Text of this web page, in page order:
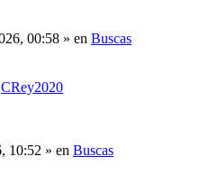
00:58 » en Buscas
CRey2020
10:52 » en Buscas